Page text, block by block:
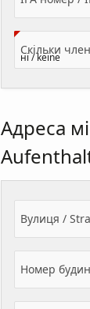
Адреса
Вулиця /
Номер